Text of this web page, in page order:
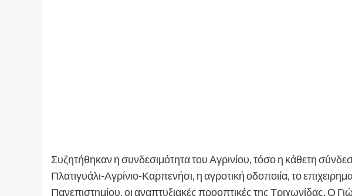
Συζητήθηκαν η συνδεσιμότητα του Αγρινίου, τόσο η κάθετη
Πλατιγυάλι-Αγρίνιο-Καρπενήσι, η αγροτική οδοποιία, το
Πανεπιστημίου, οι αναπτυξιακές προοπτικές της Τριχωνίδας. Ο